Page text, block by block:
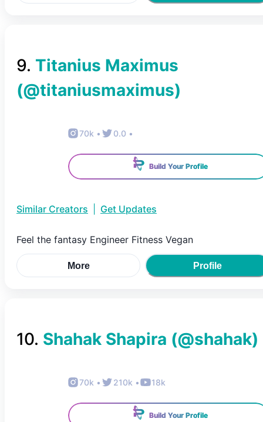
9. Titanius Maximus
(@titaniusmaximus)
70k • 0.0 •
Build Your Profile
Similar Creators Get Updates
Feel the fantasy Engineer Fitness Vegan
More Profile
10. Shahak Shapira (@shahak)
70k • 210k • 18k
Build Your Profile